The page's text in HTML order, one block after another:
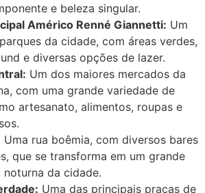
e beleza singular.
Américo Renné Giannetti: Um
da cidade, com áreas verdes,
e diversas opções de lazer.
Um dos maiores mercados da
com uma grande variedade de
artesanato, alimentos, roupas e
Uma rua boêmia, com diversos bares
que se transforma em um grande
da cidade.
Uma das principais praças de